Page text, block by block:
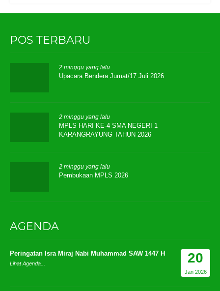
POS TERBARU
2 minggu yang lalu
Upacara Bendera Jumat/17 Juli 2026
2 minggu yang lalu
MPLS HARI KE-4 SMA NEGERI 1
KARANGRAYUNG TAHUN 2026
2 minggu yang lalu
Pembukaan MPLS 2026
AGENDA
20
Jan 2026
Peringatan Isra Miraj Nabi Muhammad SAW 1447 H
Lihat Agenda...